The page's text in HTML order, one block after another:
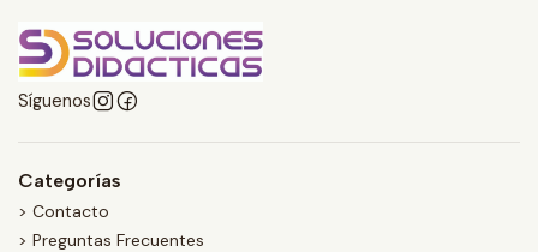
Síguenos
Categorías
> Contacto
> Preguntas Frecuentes